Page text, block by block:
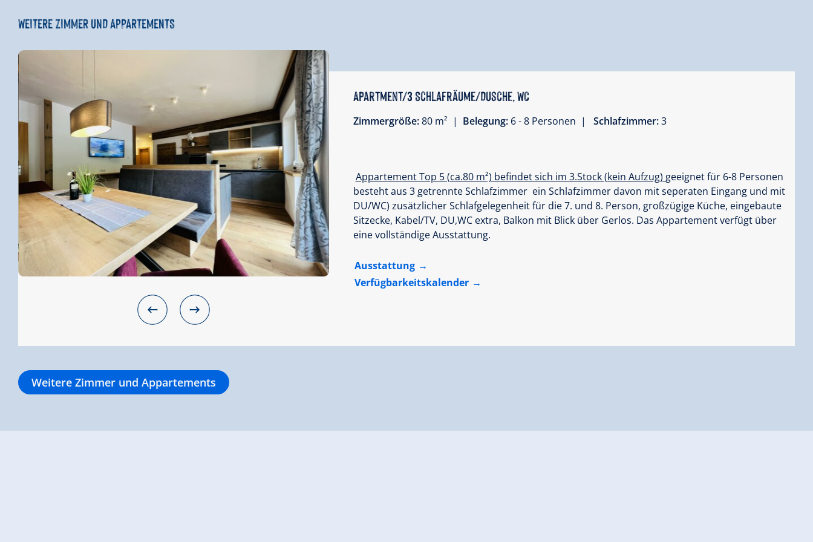
WEITERE ZIMMER UND APPARTEMENTS
Apartment/3 Schlafräume/Dusche, WC
Zimmergröße:80 m² | Belegung: 6 - 8 Personen | Schlafzimmer:3
Appartement Top 5 (ca.80 m²) befindet sich im 3.Stock (kein Aufzug) geeignet für 6-8 Personen
besteht aus 3 getrennte Schlafzimmer ein Schlafzimmer davon mit seperaten Eingang und mit
DU/WC) zusätzlicher Schlafgelegenheit für die 7. und 8. Person, großzügige Küche, eingebaute
Sitzecke, Kabel/TV, DU,WC extra, Balkon mit Blick über Gerlos. Das Appartement verfügt über
eine vollständige Ausstattung.
Ausstattung
Verfügbarkeitskalender
Weitere Zimmer und Appartements